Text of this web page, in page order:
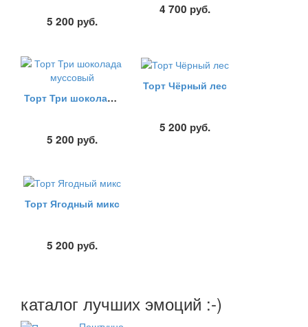
5 200 руб.
4 700 руб.
Торт Три шоколада муссовый
5 200 руб.
Торт Чёрный лес
5 200 руб.
Торт Ягодный микс
5 200 руб.
каталог лучших эмоций :-)